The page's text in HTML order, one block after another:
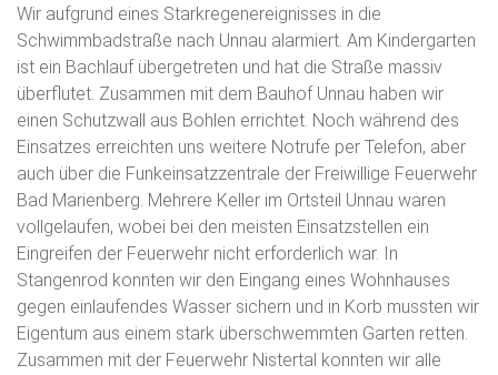
Wir aufgrund eines Starkregenereignisses in die
Schwimmbadstraße nach Unnau alarmiert. Am Kindergarten
ist ein Bachlauf übergetreten und hat die Straße massiv
überflutet. Zusammen mit dem Bauhof Unnau haben wir
einen Schutzwall aus Bohlen errichtet. Noch während des
Einsatzes erreichten uns weitere Notrufe per Telefon, aber
auch über die Funkeinsatzzentrale der Freiwillige Feuerwehr
Bad Marienberg. Mehrere Keller im Ortsteil Unnau waren
vollgelaufen, wobei bei den meisten Einsatzstellen ein
Eingreifen der Feuerwehr nicht erforderlich war. In
Stangenrod konnten wir den Eingang eines Wohnhauses
gegen einlaufendes Wasser sichern und in Korb mussten wir
Eigentum aus einem stark überschwemmten Garten retten.
Zusammen mit der Feuerwehr Nistertal konnten wir alle